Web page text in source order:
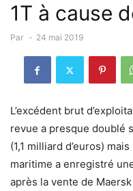
1T à cause
Par - 24 mai 2019
L’excédent brut
revue a presque doublé
(1,1 milliard d’euros)
maritime a enregistré
après la vente de